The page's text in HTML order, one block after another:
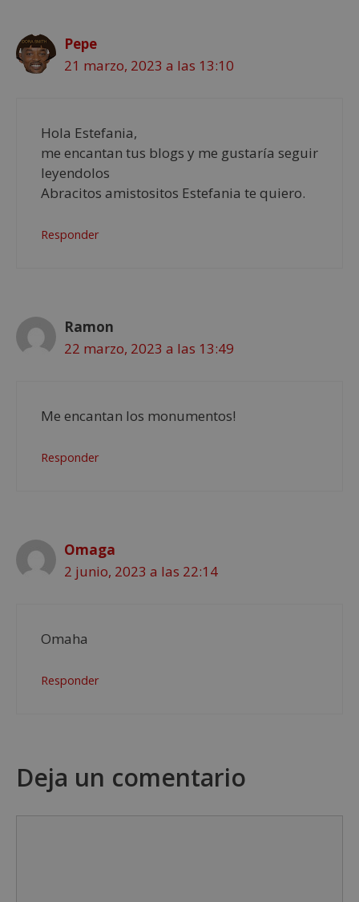
Pepe
21 marzo, 2023 a las 13:10
Hola Estefania,
me encantan tus blogs y me gustaría seguir
leyendolos
Abracitos amistositos Estefania te quiero.
Responder
Ramon
22 marzo, 2023 a las 13:49
Me encantan los monumentos!
Responder
Omaga
2 junio, 2023 a las 22:14
Omaha
Responder
Deja un comentario